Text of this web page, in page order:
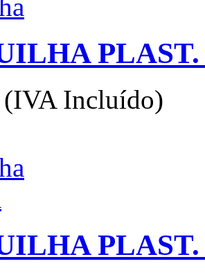
(IVA Incluído)